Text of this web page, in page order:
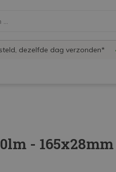
dezelfde dag verzonden*
-